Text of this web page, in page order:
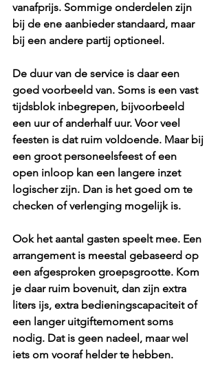
vanafprijs. Sommige onderdelen zijn
bij de ene aanbieder standaard, maar
bij een andere partij optioneel.
De duur van de service is daar een
goed voorbeeld van. Soms is een vast
tijdsblok inbegrepen, bijvoorbeeld
een uur of anderhalf uur. Voor veel
feesten is dat ruim voldoende. Maar bij
een groot personeelsfeest of een
open inloop kan een langere inzet
logischer zijn. Dan is het goed om te
checken of verlenging mogelijk is.
Ook het aantal gasten speelt mee. Een
arrangement is meestal gebaseerd op
een afgesproken groepsgrootte. Kom
je daar ruim bovenuit, dan zijn extra
liters ijs, extra bedieningscapaciteit of
een langer uitgiftemoment soms
nodig. Dat is geen nadeel, maar wel
iets om vooraf helder te hebben.